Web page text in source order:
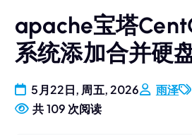
apache宝塔
系统添加合并硬
5月22日, 周五, 2026 雨泽
共 109 次阅读